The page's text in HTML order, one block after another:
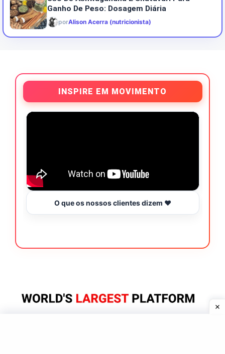
Ganho De Peso: Dosagem Diária
porAlison Acerra (nutricionista)
INSPIRE EM MOVIMENTO
O que os nossos clientes dizem ❤️